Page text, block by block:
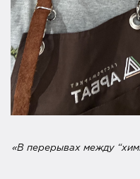
«В перерывах между